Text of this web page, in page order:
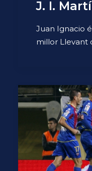
J. I.
Juan Ignacio
millor Llevant